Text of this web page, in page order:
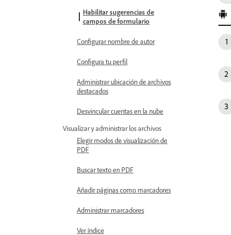
Habilitar sugerencias de
campos de formulario
Configurar nombre de autor
Configura tu perfil
Administrar ubicación de archivos
destacados
Desvincular cuentas en la nube
Visualizar y administrar los archivos
Elegir modos de visualización de
PDF
Buscar texto en PDF
Añadir páginas como marcadores
Administrar marcadores
Ver índice